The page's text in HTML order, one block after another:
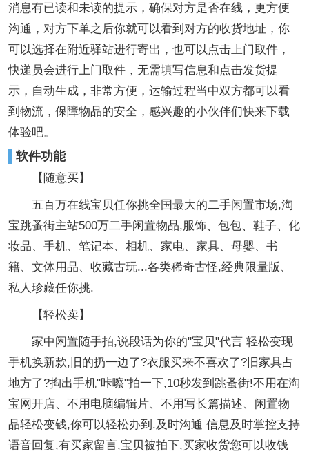
消息有已读和未读的提示，确保对方是否在线，更方便
沟通，对方下单之后你就可以看到对方的收货地址，你
可以选择在附近驿站进行寄出，也可以点击上门取件，
快递员会进行上门取件，无需填写信息和点击发货提
示，自动生成，非常方便，运输过程当中双方都可以看
到物流，保障物品的安全，感兴趣的小伙伴们快来下载
体验吧。
软件功能
【随意买】
五百万在线宝贝任你挑全国最大的二手闲置市场,淘
宝跳蚤街主站500万二手闲置物品,服饰、包包、鞋子、化
妆品、手机、笔记本、相机、家电、家具、母婴、书
籍、文体用品、收藏古玩...各类稀奇古怪,经典限量版、
私人珍藏任你挑.
【轻松卖】
家中闲置随手拍,说段话为你的"宝贝"代言 轻松变现
手机换新款,旧的扔一边了?衣服买来不喜欢了?旧家具占
地方了?掏出手机"咔嚓"拍一下,10秒发到跳蚤街!不用在淘
宝网开店、不用电脑编辑片、不用写长篇描述、闲置物
品轻松变钱,你可以轻松办到.及时沟通 信息及时掌控支持
语音回复,有买家留言,宝贝被拍下,买家收货您可以收钱